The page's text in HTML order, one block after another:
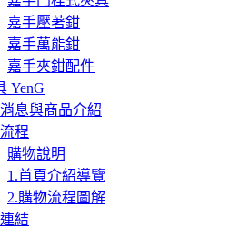
嘉手壓著鉗
嘉手萬能鉗
嘉手夾鉗配件
YenG
息與商品介紹
程
購物說明
1.首頁介紹導覽
2.購物流程圖解
結